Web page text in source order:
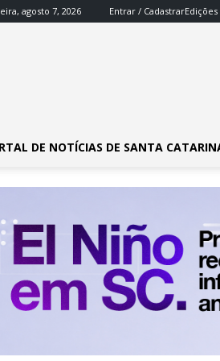
agosto 7, 2026 Entrar / Cadastrar
DE NOTÍCIAS DE SANTA